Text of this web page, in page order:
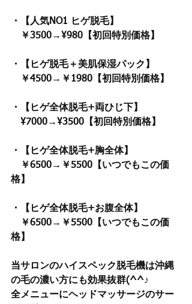
・【人気NO1 ヒゲ脱毛】
￥3500→¥980【初回特別価格】
・【ヒゲ脱毛＋美肌保湿パック】
￥4500→￥1980【初回特別価格】
・【ヒゲ全体脱毛+両ひじ下】
¥7000→¥3500【初回特別価格】
・【ヒゲ全体脱毛+胸全体】
￥6500→￥5500【いつでもこの価
格】
・【ヒゲ全体脱毛+お腹全体】
￥6500→￥5500【いつでもこの価
格】
当サロンのハイスペック脱毛機は沖縄
の毛の濃い方にも効果抜群(^^♪
全メニューにヘッドマッサージのサー